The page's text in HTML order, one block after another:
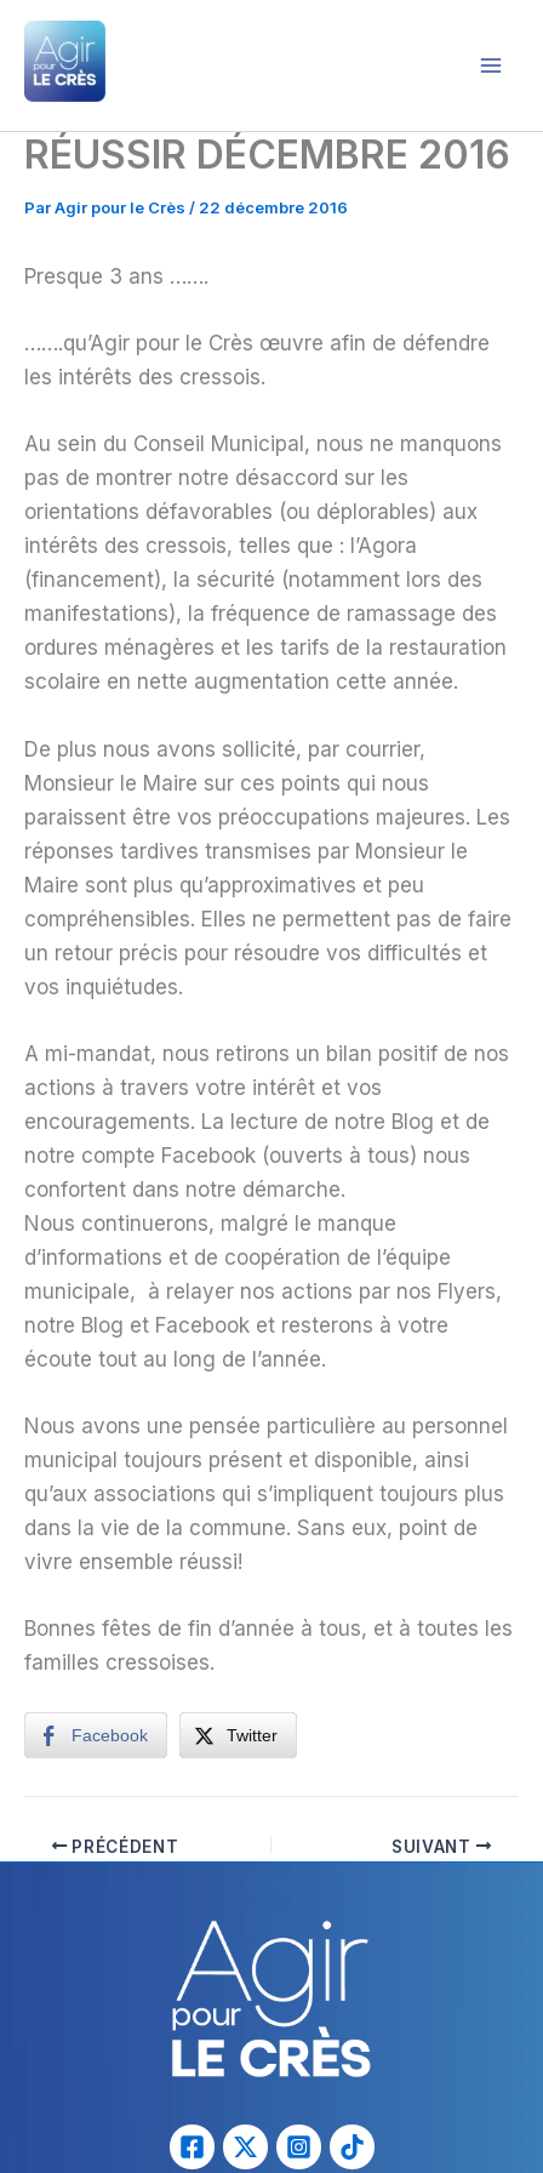
Aller
contenu
RÉUSSIR DÉCEMBRE 2016
ParAgir pour le Crès / 22 décembre 2016
Presque 3 ans …….
…….qu’Agir pour le Crès œuvre afin de défendre
les intérêts des cressois.
Au sein du Conseil Municipal, nous ne manquons
pas de montrer notre désaccord sur les
orientations défavorables (ou déplorables) aux
intérêts des cressois, telles que : l’Agora
(financement), la sécurité (notamment lors des
manifestations), la fréquence de ramassage des
ordures ménagères et les tarifs de la restauration
scolaire en nette augmentation cette année.
De plus nous avons sollicité, par courrier,
Monsieur le Maire sur ces points qui nous
paraissent être vos préoccupations majeures. Les
réponses tardives transmises par Monsieur le
Maire sont plus qu’approximatives et peu
compréhensibles. Elles ne permettent pas de faire
un retour précis pour résoudre vos difficultés et
vos inquiétudes.
A mi-mandat, nous retirons un bilan positif de nos
actions à travers votre intérêt et vos
encouragements. La lecture de notre Blog et de
notre compte Facebook (ouverts à tous) nous
confortent dans notre démarche.
Nous continuerons, malgré le manque
d’informations et de coopération de l’équipe
municipale, à relayer nos actions par nos Flyers,
notre Blog et Facebook et resterons à votre
écoute tout au long de l’année.
Nous avons une pensée particulière au personnel
municipal toujours présent et disponible, ainsi
qu’aux associations qui s’impliquent toujours plus
dans la vie de la commune. Sans eux, point de
vivre ensemble réussi!
Bonnes fêtes de fin d’année à tous, et à toutes les
familles cressoises.
Facebook Twitter
PRÉCÉDENT SUIVANT